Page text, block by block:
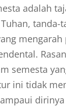
adalah
tanda-
mengarah
semesta
ini tidak